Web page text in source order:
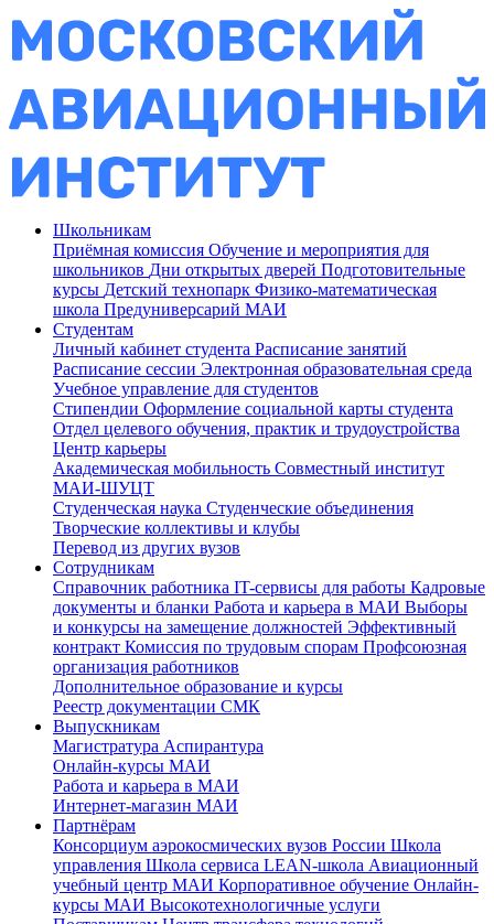
Школьникам
Приёмная комиссия Обучение и мероприятия для
школьников Дни открытых дверей Подготовительные
курсы Детский технопарк Физико-математическая
школа Предуниверсарий МАИ
Студентам
Личный кабинет студента Расписание занятий
Расписание сессии Электронная образовательная среда
Учебное управление для студентов
Стипендии Оформление социальной карты студента
Отдел целевого обучения, практик и трудоустройства
Центр карьеры
Академическая мобильность Совместный институт
МАИ-ШУЦТ
Студенческая наука Студенческие объединения
Творческие коллективы и клубы
Перевод из других вузов
Сотрудникам
Cправочник работника IT-сервисы для работы Кадровые
документы и бланки Работа и карьера в МАИ Выборы
и конкурсы на замещение должностей Эффективный
контракт Комиссия по трудовым спорам Профсоюзная
организация работников
Дополнительное образование и курсы
Реестр документации СМК
Выпускникам
Магистратура Аспирантура
Онлайн-курсы МАИ
Работа и карьера в МАИ
Интернет-магазин МАИ
Партнёрам
Консорциум аэрокосмических вузов России Школа
управления Школа сервиса LEAN-школа Авиационный
учебный центр МАИ Корпоративное обучение Онлайн-
курсы МАИ Высокотехнологичные услуги